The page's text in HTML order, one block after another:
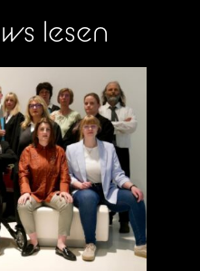
lesen